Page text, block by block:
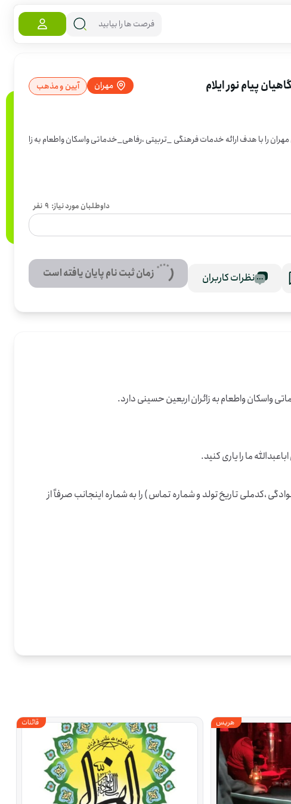
پیام نور ایلام مهران آیین و مذهب
🚩 دانشگاه پیام نور ایلام قصد برپایی موکب در مسیر نور در مرز بین المللی مهران را با هدف ارائه خدمات فرهنگی _تربیتی ،رفاهی_خدماتی واسکان واطعام به زا
داوطلبان مورد نیاز: 9 نفر
نظرات کاربران زمان ثبت نام پایان یافته است
،کدملی تاریخ تولد و شماره تماس ) را به شماره اینجانب صرفاً از
هریس قائنات